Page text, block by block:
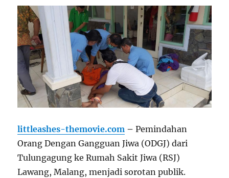
littleashes-themovie.com –Pemindahan
Orang Dengan Gangguan Jiwa (ODGJ) dari
Tulungagung ke Rumah Sakit Jiwa (RSJ)
Lawang, Malang, menjadi sorotan publik.